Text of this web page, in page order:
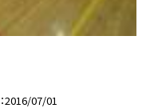
2016/07/01